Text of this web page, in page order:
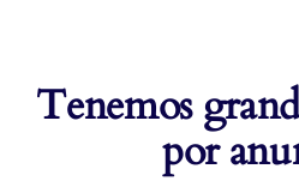
Tenemos
por